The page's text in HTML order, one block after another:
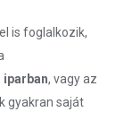
is foglalkozik,
, vagy az
gyakran saját